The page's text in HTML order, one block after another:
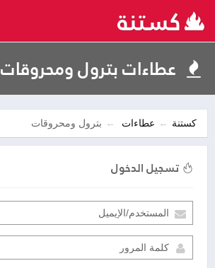
عطاءات بترول ومحروقات
كستنة عطاءات بترول ومحروقات
تسجيل الدخول